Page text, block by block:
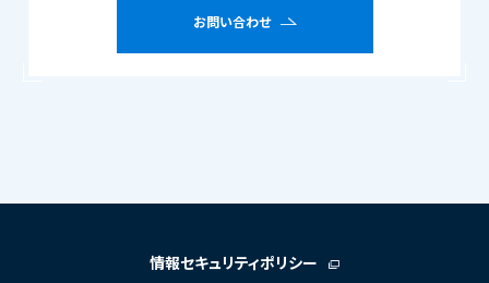
お問い合わせ
情報セキュリティポリシー